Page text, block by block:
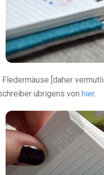
Fledermäuse [daher
übrigens von hier.